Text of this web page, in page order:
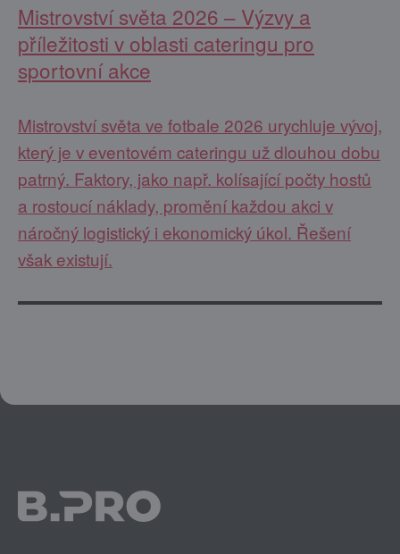
Mistrovství světa 2026 – Výzvy a
příležitosti v oblasti cateringu pro
sportovní akce
Mistrovství světa ve fotbale 2026 urychluje vývoj,
který je v eventovém cateringu už dlouhou dobu
patrný. Faktory, jako např. kolísající počty hostů
a rostoucí náklady, promění každou akci v
náročný logistický i ekonomický úkol. Řešení
však existují.